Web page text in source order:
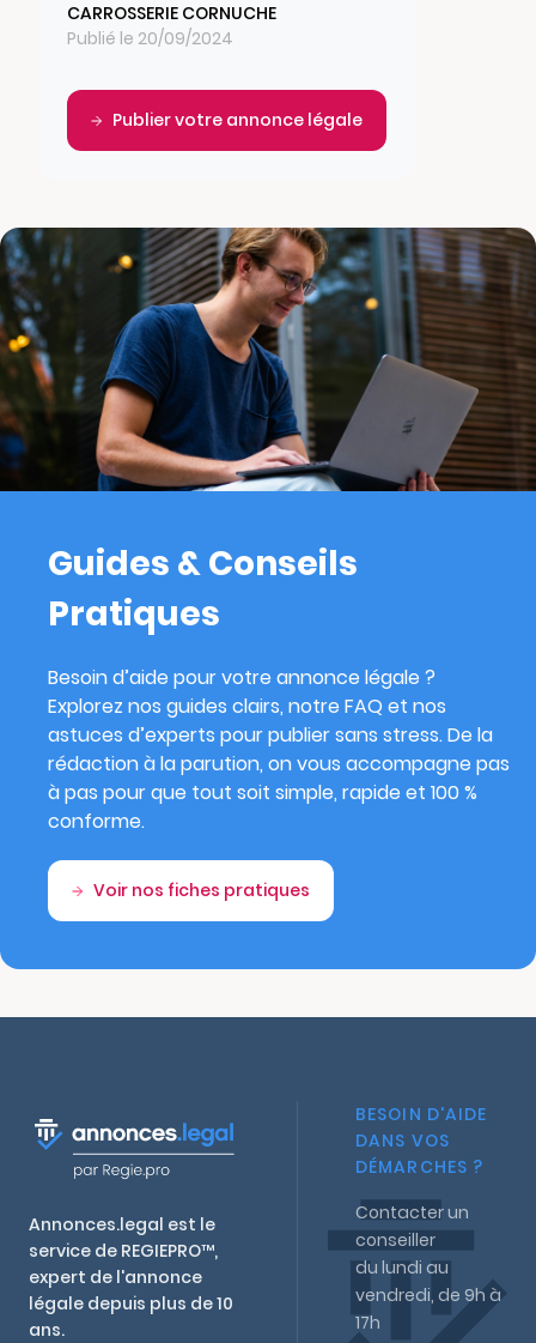
CARROSSERIE CORNUCHE
Publié le 20/09/2024
Publier votre annonce légale
Guides & Conseils
Pratiques
Besoin d’aide pour votre annonce légale ?
Explorez nos guides clairs, notre FAQ et nos
astuces d’experts pour publier sans stress. De la
rédaction à la parution, on vous accompagne pas
à pas pour que tout soit simple, rapide et 100 %
conforme.
Voir nos fiches pratiques
Annonces.legal est le
service de REGIEPRO™,
expert de l'annonce
légale depuis plus de 10
ans.
BESOIN D'AIDE
DANS VOS
DÉMARCHES ?
Contacter un
conseiller
du lundi au
vendredi, de 9h à
17h